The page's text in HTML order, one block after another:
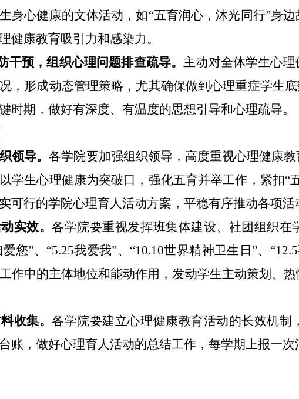
身心健康的文体活动，如“五育润心，沐光同行”身
健康教育吸引力和感染力。
干预，组织心理问题排查疏导。 主动对全体学生心
，形成动态管理策略，尤其确保做到心理重症学生
时期，做好有深度、有温度的思想引导和心理疏导。
领导。各学院要加强组织领导，高度重视心理健康
学生心理健康为突破口，强化五育并举工作，紧扣“
可行的学院心理育人活动方案，平稳有序推动各项活
实效。各学院要重视发挥班集体建设、社团组织在
爱您”、“5.25我爱我”、“10.10世界精神卫生日”、
作中的主体地位和能动作用，发动学生主动策划、
料收集。各学院要建立心理健康教育活动的长效机制
账，做好心理育人活动的总结工作，每学期上报一次